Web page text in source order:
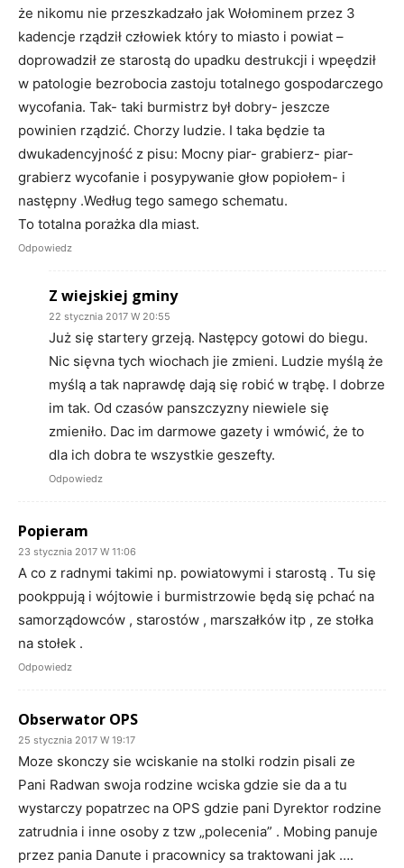
że nikomu nie przeszkadzało jak Wołominem przez 3
kadencje rządził człowiek który to miasto i powiat –
doprowadził ze starostą do upadku destrukcji i wpeędził
w patologie bezrobocia zastoju totalnego gospodarczego
wycofania. Tak- taki burmistrz był dobry- jeszcze
powinien rządzić. Chorzy ludzie. I taka będzie ta
dwukadencyjność z pisu: Mocny piar- grabierz- piar-
grabierz wycofanie i posypywanie głow popiołem- i
następny .Według tego samego schematu.
To totalna porażka dla miast.
Odpowiedz
Z wiejskiej gminy
22 stycznia 2017 W 20:55
Już się startery grzeją. Następcy gotowi do biegu.
Nic sięvna tych wiochach jie zmieni. Ludzie myślą że
myślą a tak naprawdę dają się robić w trąbę. I dobrze
im tak. Od czasów panszczyzny niewiele się
zmieniło. Dac im darmowe gazety i wmówić, że to
dla ich dobra te wszystkie geszefty.
Odpowiedz
Popieram
23 stycznia 2017 W 11:06
A co z radnymi takimi np. powiatowymi i starostą . Tu się
pookppują i wójtowie i burmistrzowie będą się pchać na
samorządowców , starostów , marszałków itp , ze stołka
na stołek .
Odpowiedz
Obserwator OPS
25 stycznia 2017 W 19:17
Moze skonczy sie wciskanie na stolki rodzin pisali ze
Pani Radwan swoja rodzine wciska gdzie sie da a tu
wystarczy popatrzec na OPS gdzie pani Dyrektor rodzine
zatrudnia i inne osoby z tzw „polecenia” . Mobing panuje
przez pania Danute i pracownicy sa traktowani jak ….